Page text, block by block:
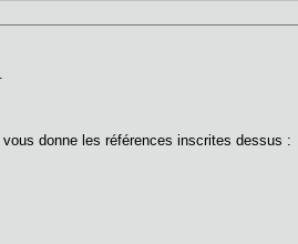
donne les références inscrites dessus :